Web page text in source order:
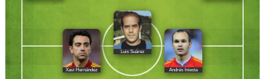
Luis Suárez
Xavi Hernández Andrés Iniesta